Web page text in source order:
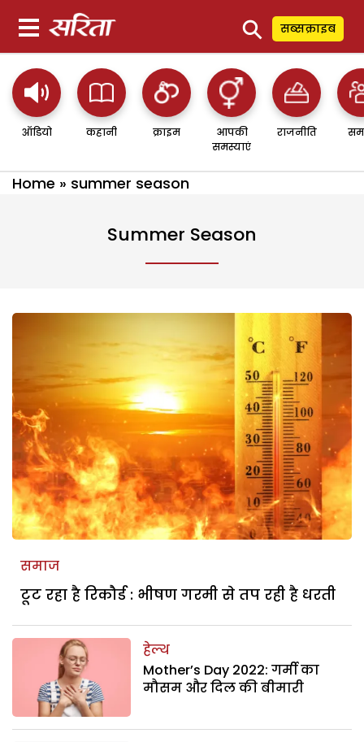
⚲ सब्सक्राइब
ऑडियो कहानी क्राइम
आपकी
समस्याएं
राजनीति
Home » summer season
Summer Season
समाज
टूट रहा है रिकौर्ड : भीषण गरमी से तप रही है धरती
हेल्थ
Mother’s Day 2022: गर्मी का
मौसम और दिल की बीमारी